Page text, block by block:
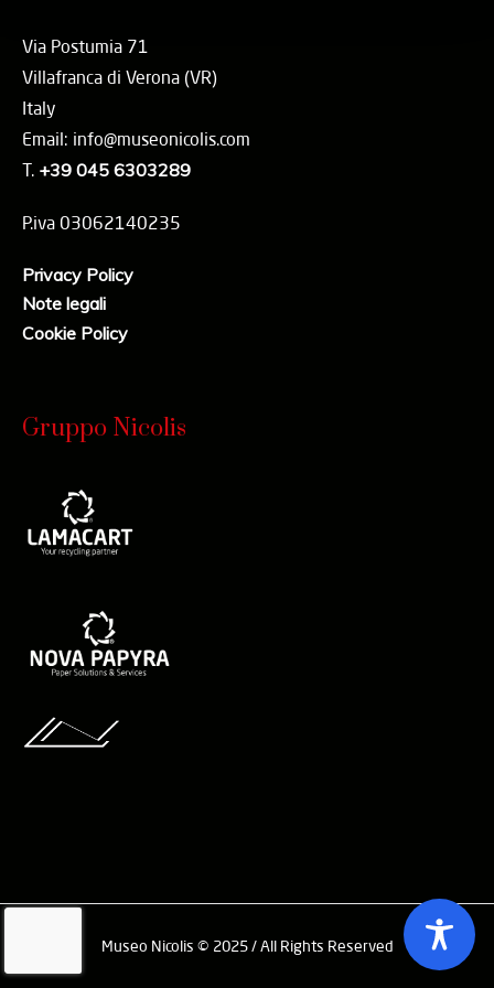
Via Postumia 71
Villafranca di Verona (VR)
Italy
Email: info@museonicolis.com
T. +39 045 6303289
P.iva 03062140235
Privacy Policy
Note legali
Cookie Policy
Gruppo Nicolis
Museo Nicolis © 2025 / All Rights Reserved